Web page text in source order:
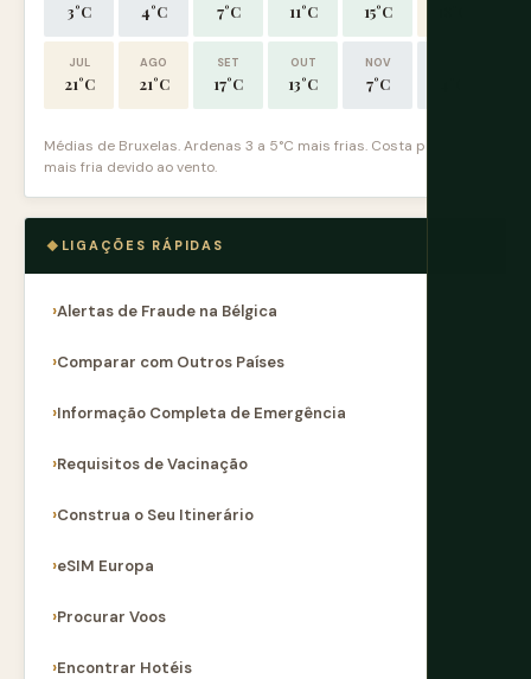
3°C 4°C 7°C 11°C 15°C
JUL
21°C
AGO
21°C
SET
17°C
OUT
13°C
NOV
7°C
Médias de Bruxelas. Ardenas 3 a 5°C mais frias. Costa parece
mais fria devido ao vento.
LIGAÇÕES RÁPIDAS
Alertas de Fraude na Bélgica
Comparar com Outros Países
Informação Completa de Emergência
Requisitos de Vacinação
Construa o Seu Itinerário
eSIM Europa
Procurar Voos
Encontrar Hotéis